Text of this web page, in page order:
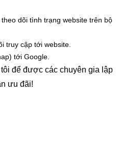
dõi tình trạng website trên bộ
truy cập tới website.
tới Google.
để được các chuyên gia lập
ưu đãi!